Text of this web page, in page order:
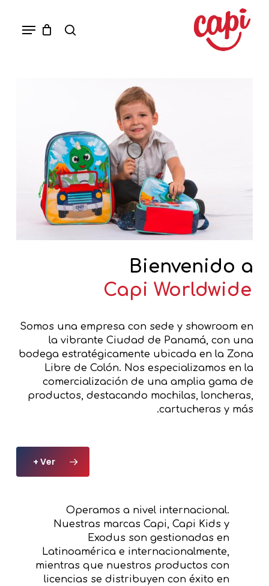
Menu
Bienvenido a
Capi Worldwide
Somos una empresa con sede y showroom en
la vibrante Ciudad de Panamá, con una
bodega estratégicamente ubicada en la Zona
Libre de Colón. Nos especializamos en la
comercialización de una amplia gama de
productos, destacando mochilas, loncheras,
cartucheras y más.
Ver +
Operamos a nivel internacional.
Nuestras marcas Capi, Capi Kids y
Exodus son gestionadas en
Latinoamérica e internacionalmente,
mientras que nuestros productos con
licencias se distribuyen con éxito en